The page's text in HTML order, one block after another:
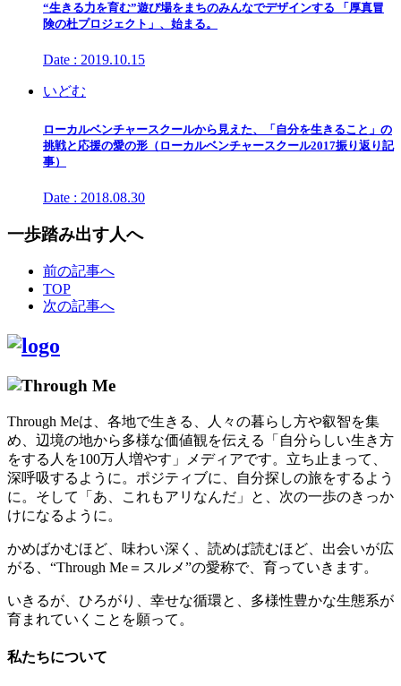
“生きる力を育む”遊び場をまちのみんなでデザインする 「厚真冒
険の杜プロジェクト」、始まる。
Date : 2019.10.15
いどむ
ローカルベンチャースクールから見えた、「自分を生きること」の
挑戦と応援の愛の形（ローカルベンチャースクール2017振り返り記
事）
Date : 2018.08.30
一歩踏み出す人へ
前の記事へ
TOP
次の記事へ
Through Meは、各地で生きる、人々の暮らし方や叡智を集
め、辺境の地から多様な価値観を伝える「自分らしい生き方
をする人を100万人増やす」メディアです。立ち止まって、
深呼吸するように。ポジティブに、自分探しの旅をするよう
に。そして「あ、これもアリなんだ」と、次の一歩のきっか
けになるように。
かめばかむほど、味わい深く、読めば読むほど、出会いが広
がる、“Through Me＝スルメ”の愛称で、育っていきます。
いきるが、ひろがり、幸せな循環と、多様性豊かな生態系が
育まれていくことを願って。
私たちについて